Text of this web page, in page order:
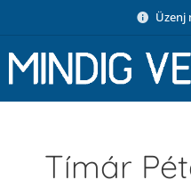
Üzenj
Tímár